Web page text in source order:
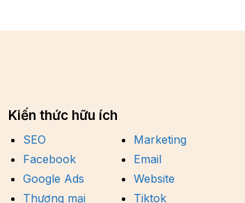
Kiến thức hữu ích
SEO
Facebook
Google Ads
Thương mại
Marketing
Email
Website
Tiktok